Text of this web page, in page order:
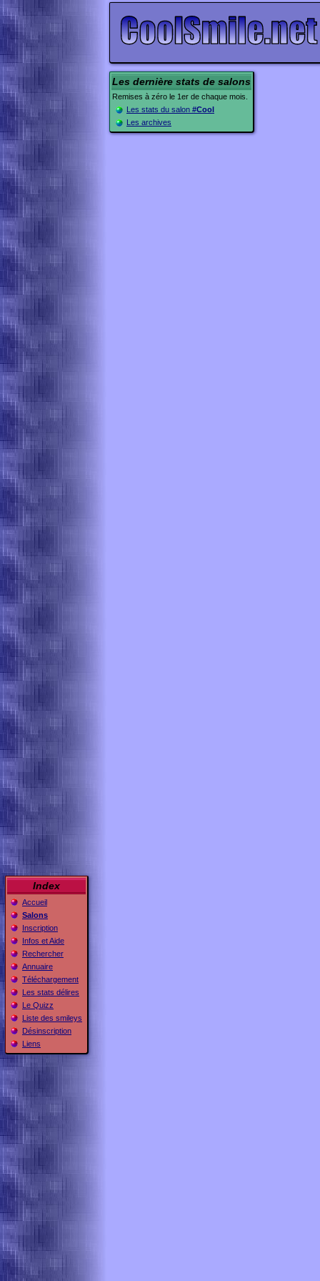
Les dernière stats de salons
Remises à zéro le 1er de chaque mois.
Les stats du salon #Cool
Les archives
Index
Accueil
Salons
Inscription
Infos et Aide
Rechercher
Annuaire
Téléchargement
Les stats délires
Le Quizz
Liste des smileys
Désinscription
Liens